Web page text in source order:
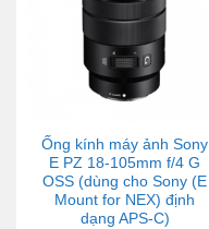
Ống kính máy ảnh Sony
E PZ 18-105mm f/4 G
OSS (dùng cho Sony (E
Mount for NEX) định
dạng APS-C)